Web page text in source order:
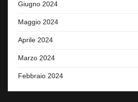
Giugno 2024
Maggio 2024
Aprile 2024
Marzo 2024
Febbraio 2024